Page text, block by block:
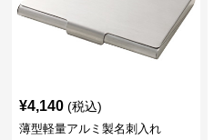
¥4,140 (税込)
薄型軽量アルミ製名刺入れ